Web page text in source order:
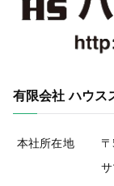
有限会社 ハウス
本社所在地